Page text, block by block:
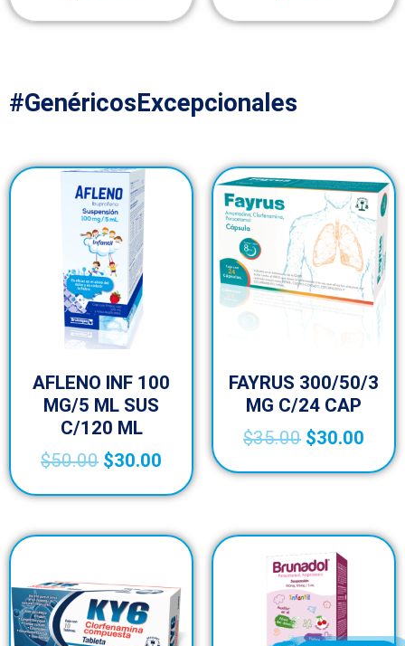
#GenéricosExcepcionales
AFLENO INF 100
MG/5 ML SUS
C/120 ML
$50.00 $30.00
FAYRUS 300/50/3
MG C/24 CAP
$35.00 $30.00